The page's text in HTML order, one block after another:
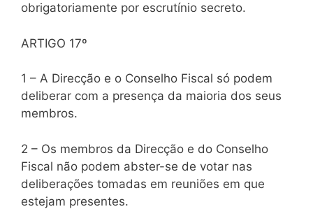
obrigatoriamente por escrutínio secreto.
ARTIGO 17º
1 – A Direcção e o Conselho Fiscal só podem
deliberar com a presença da maioria dos seus
membros.
2 – Os membros da Direcção e do Conselho
Fiscal não podem abster-se de votar nas
deliberações tomadas em reuniões em que
estejam presentes.